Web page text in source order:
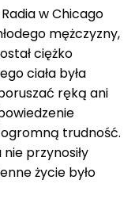
w Chicago
mężczyzny,
ciężko
ciała była
ręką ani
ogromną trudność.
przynosiły
życie było